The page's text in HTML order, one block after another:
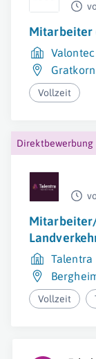
Mitarbeiter
Gratkorn
Vollzeit
Direktbewerbung
Talentra
Vollzeit